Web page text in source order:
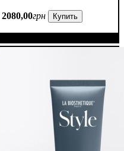
2080,00грн Купить